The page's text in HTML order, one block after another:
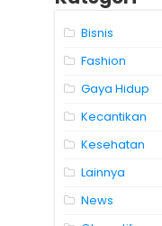
Bisnis
Fashion
Gaya Hidup
Kecantikan
Kesehatan
Lainnya
News